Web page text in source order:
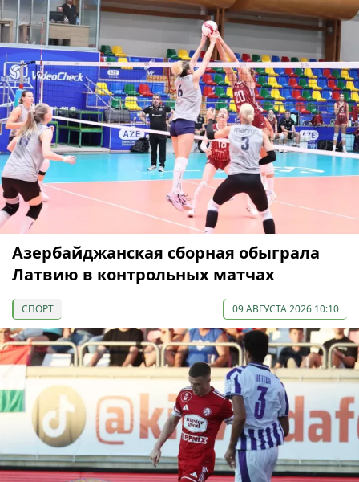
Азербайджанская сборная обыграла
Латвию в контрольных матчах
СПОРТ 09 АВГУСТА 2026 10:10